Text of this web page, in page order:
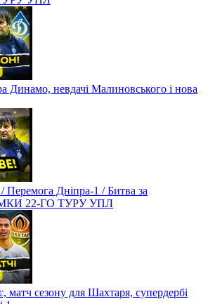
Динамо, невдачі Малиновського і нова
Перемога Дніпра-1 / Битва за
22-ГО ТУРУ УПЛ
матч сезону для Шахтаря, супердербі